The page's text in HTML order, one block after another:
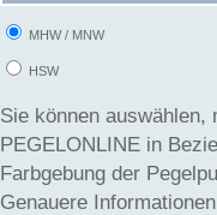
MHW / MNW
HSW
Sie können
PEGELONLINE in Beziehung
Farbgebung der
Genauere